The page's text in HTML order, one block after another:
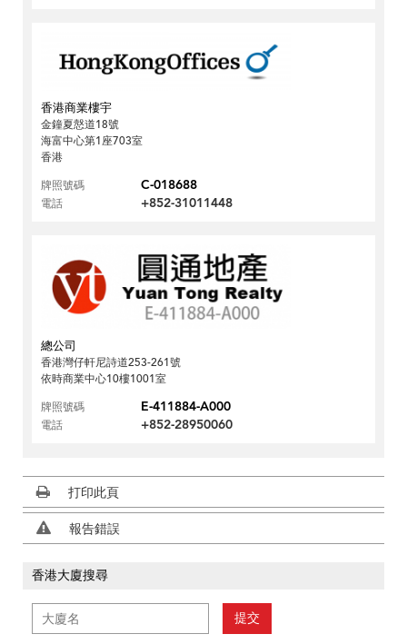
香港商業樓宇
金鐘夏慤道18號
海富中心第1座703室
香港
牌照號碼
C-018688
電話 +852-31011448
總公司
香港灣仔軒尼詩道253-261號
依時商業中心10樓1001室
牌照號碼
E-411884-A000
電話 +852-28950060
打印此頁
報告錯誤
香港大廈搜尋
提交